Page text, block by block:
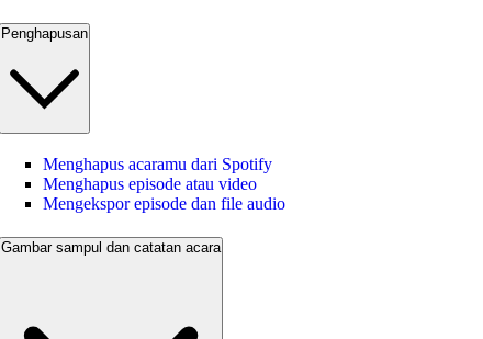
Penghapusan
Menghapus acaramu dari Spotify
Menghapus episode atau video
Mengekspor episode dan file audio
Gambar sampul dan catatan acara